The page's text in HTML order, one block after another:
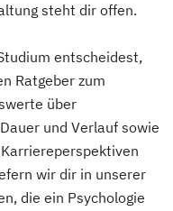
steht dir offen.
entscheidest,
Ratgeber zum
über
und Verlauf sowie
wir dir in unserer
die ein Psychologie